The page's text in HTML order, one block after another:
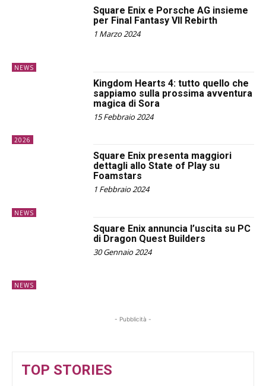
NEWS
Square Enix e Porsche AG insieme
per Final Fantasy VII Rebirth
1 Marzo 2024
2026
Kingdom Hearts 4: tutto quello che
sappiamo sulla prossima avventura
magica di Sora
15 Febbraio 2024
NEWS
Square Enix presenta maggiori
dettagli allo State of Play su
Foamstars
1 Febbraio 2024
NEWS
Square Enix annuncia l’uscita su PC
di Dragon Quest Builders
30 Gennaio 2024
- Pubblicità -
TOP STORIES